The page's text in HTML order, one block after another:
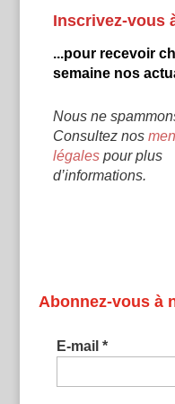
Inscrivez-vous
...pour recevoir
semaine nos
Nous ne
Consultez nos
légalespour plus
d’informations.
Abonnez-vous à
E-mail *